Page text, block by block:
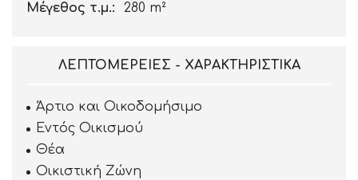
Μέγεθος τ.μ.:
280 m²
ΛΕΠΤΟΜΈΡΕΙΕΣ - ΧΑΡΑΚΤΗΡΙΣΤΙΚΆ
Άρτιο και Οικοδομήσιμο
Εντός Οικισμού
Θέα
Οικιστική Ζώνη